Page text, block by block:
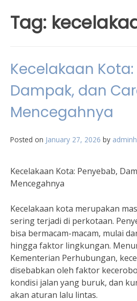
Tag:
Kecelakaan
Dampak, dan
Mencegahnya
Posted on January 27, 2026 by
Kecelakaan Kota: Penyebab,
Mencegahnya
Kecelakaan kota merupakan
sering terjadi di perkotaan.
bisa bermacam-macam, mulai
hingga faktor lingkungan.
Kementerian Perhubungan,
disebabkan oleh faktor
kondisi jalan yang buruk, dan
akan aturan lalu lintas.